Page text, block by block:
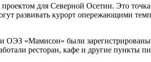
для Северной Осетии. Это
развивать курорт опережающими
ОЭЗ «Мамисон» были
ресторан, кафе и другие пункты